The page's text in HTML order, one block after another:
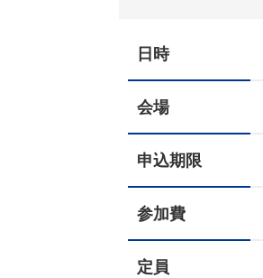
日時
会場
申込期限
参加費
定員